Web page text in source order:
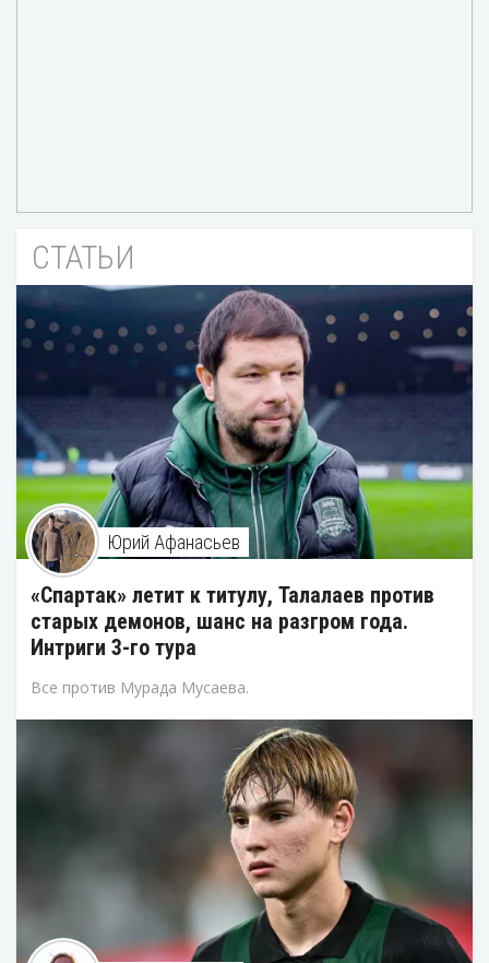
СТАТЬИ
Юрий Афанасьев
«Спартак» летит к титулу, Талалаев против
старых демонов, шанс на разгром года.
Интриги 3-го тура
Все против Мурада Мусаева.